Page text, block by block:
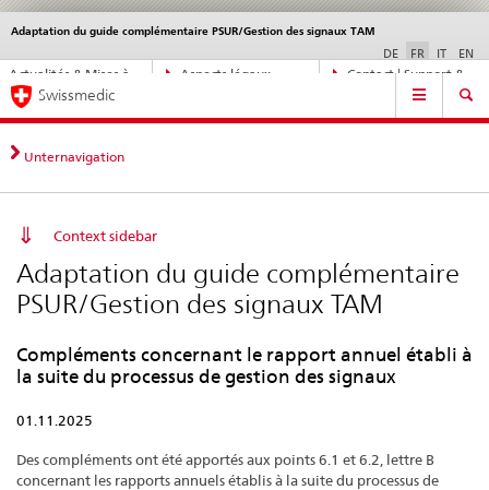
Navigation
directe:
actualités,
juridiques,
Actualités & Mises à
Aspects légaux,
Contact | Support &
Adaptation du guide complémentaire PSUR/Gestion des signaux TAM
DE FR IT EN
Service
Navigation
Swissmedic
Unternavigation
Context sidebar
Adaptation du guide complémentaire
PSUR/Gestion des signaux TAM
Compléments concernant le rapport annuel établi à
la suite du processus de gestion des signaux
01.11.2025
Des compléments ont été apportés aux points 6.1 et 6.2, lettre B
concernant les rapports annuels établis à la suite du processus de